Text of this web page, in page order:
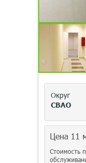
Округ
СВАО
Цена 11
Стоимость